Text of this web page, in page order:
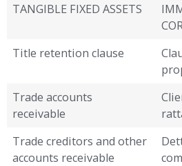
TANGIBLE FIXED ASSETS
Title retention clause
Trade accounts
receivable
Trade creditors and other
accounts receivable